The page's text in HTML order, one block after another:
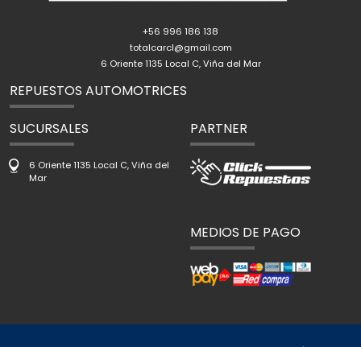
+56 996 186 138
totalcarcl@gmail.com
6 Oriente 1135 Local C, Viña del Mar
REPUESTOS AUTOMOTRICES
SUCURSALES
6 Oriente 1135 Local C, Viña del
Mar
PARTNER
MEDIOS DE PAGO